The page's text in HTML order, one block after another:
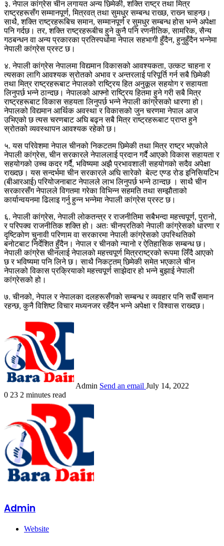
३. नेपाल कांग्रेस चीन लगायत अन्य छिमेकी, शक्ति राष्ट्र तथा मित्र
राष्ट्रहरूसँग सम्मानपूर्ण, मित्रवत् तथा सुमधुर सम्बन्ध राख्छ, राख्‍न चाहन्छ।
साथै, शक्ति राष्ट्रहरूबिच समान, सम्मानपूर्ण र सुमधुर सम्बन्ध होस भन्ने अपेक्षा
पनि गर्दछ। तर, शक्ति राष्ट्रहरूबीच हुने कुनै पनि रणनीतिक, सामरिक, सैन्य
गठबन्धन वा अन्य प्रकारका प्रतिस्पर्धामा नेपाल सहभागी हुँदैन, हुनुहुँदैन भन्नेमा
नेपाली कांग्रेस प्रस्ट छ।
४. नेपाली कांग्रेस नेपालमा विद्यमान विकासको आवश्यकता, उत्कट चाहना र
त्यसका लागि आवश्यक स्रोतको अभाव र अन्तरलाई परिपूर्ति गर्न सबै छिमेकी
तथा मित्र राष्ट्रहरूबाट नेपालको राष्ट्रिय हित अनुकूल सहयोग र सहायता
लिनुपर्छ भन्ने ठान्दछ। नेपालको आफ्नो राष्ट्रिय हितमा हुने गरी सबै मित्र
राष्ट्रहरूबाट विकास सहयता लिनुपर्छ भन्ने नेपाली कांग्रेसको धारणा हो।
नेपालको विद्यमान आर्थिक अवस्था र विकासको जुन चरणमा नेपाल आज
उभिएको छ त्यस चरणबाट अघि बढ्न सबै मित्र राष्ट्रहरूबाट प्राप्त हुने
स्रोतको व्यवस्थापन आवश्यक रहेको छ।
५. यस परिवेशमा नेपाल चीनको निकटतम छिमेकी तथा मित्र राष्ट्र भएकोले
नेपाली कांग्रेस, चीन सरकारले नेपाललाई प्रदान गर्दै आएको विकास सहायता र
सहयोगको उच्च कदर गर्दै, भविष्यमा अझै प्रभावशाली सहयोगको सदैव अपेक्षा
राख्दछ। यस सन्दर्भमा चीन सरकारले अघि सारेको बेल्ट एण्ड रोड इनिसियटिभ
(बीआरआई) परियोजनाबाट नेपालले लाभ लिनुपर्छ भन्ने ठान्दछ । साथै चीन
सरकारसँग नेपालले विगतमा गरेका विभिन्न सहमति तथा सम्झौताको
कार्यान्वयनमा ढिलाइ गर्नु हुन्‍न भन्‍नेमा नेपाली कांग्रेस प्रस्ट छ।
६. नेपाली कांग्रेस, नेपाली लोकतन्त्र र राजनीतिमा सबैभन्दा महत्त्वपूर्ण, पुरानो,
र परिपक्व राजनीतिक शक्ति हो। अतः चीनप्रतिको नेपाली कांग्रेसको धारणा र
दृष्टिकोण चुनावी परिणाम वा सरकारमा नेपाली कांग्रेसको उपस्थितिको
बनोटबाट निर्देशित हुँदैन। नेपाल र चीनको न्यानो र ऐतिहासिक सम्बन्ध छ।
नेपाली कांग्रेस चीनलाई नेपालको महत्त्वपूर्ण मित्रराष्ट्रको रूपमा लिँदै आएको
छ र भविष्यमा पनि लिने छ। साथै निकट्तम् छिमेकी समेत भएकाले चीन
नेपालको विकास प्रक्रियाको महत्त्वपूर्ण साझेदार हो भन्ने बुझाई नेपाली
कांग्रेसको हो।
७. चीनको, नेपाल र नेपालका दलहरूसँगको सम्बन्ध र व्यवहार पनि सधैँ समान
रहन्छ, कुनै विशिष्ट विचार मध्यनजर रहँदैन भन्‍ने अपेक्षा र विश्वास राख्दछ।
Admin Send an email July 14, 2022
0 23 2 minutes read
Admin
Website